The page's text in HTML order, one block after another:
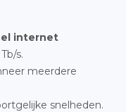
internet
s.
meerdere
snelheden.